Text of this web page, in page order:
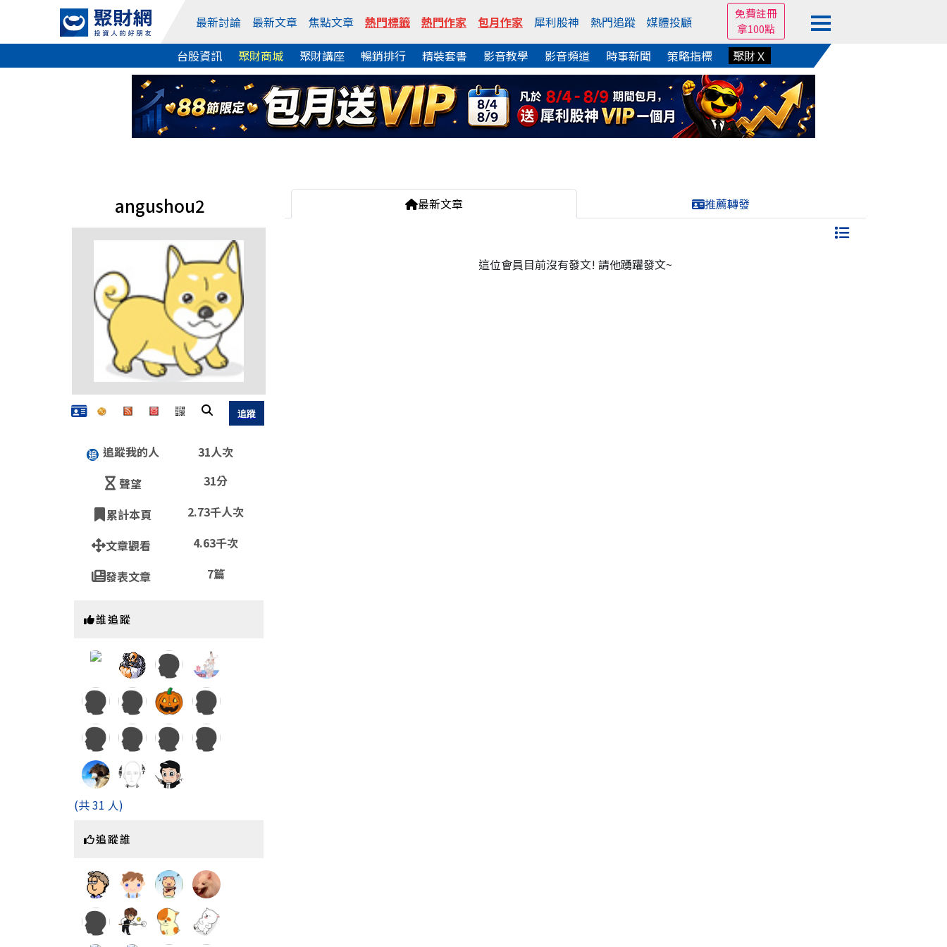
最新討論 最新文章 焦點文章 熱門標籤 熱門作家 包月作家 犀利股神 熱門追蹤 媒體投顧
免費註冊
拿100點
台股資訊 聚財商城 聚財講座 暢銷排行 精裝套書 影音教學 影音頻道 時事新聞 策略指標 聚財Ｘ
angushou2
追蹤我的人
31人次
聲望
31分
累計本頁
2.73千人次
文章觀看
4.63千次
發表文章
7篇
誰追蹤
(共 31 人)
追蹤誰
最新文章 推薦轉發
這位會員目前沒有發文! 請他踴躍發文~